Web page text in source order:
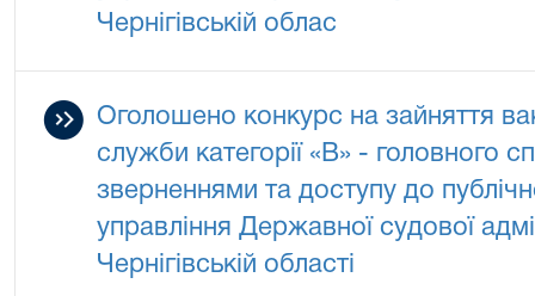
Чернігівській облас
Оголошено конкурс на зайняття
служби категорії «В» - головного
зверненнями та доступу до
управління Державної судової
Чернігівській області